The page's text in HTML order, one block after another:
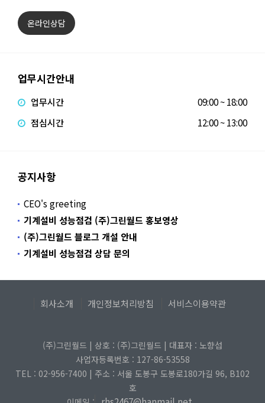
온라인상담
업무시간안내
업무시간
09:00 ~ 18:00
점심시간
12:00 ~ 13:00
공지사항
CEO's greeting
기계설비 성능점검 (주)그린월드 홍보영상
(주)그린월드 블로그 개설 안내
기계설비 성능점검 상담 문의
회사소개 개인정보처리방침 서비스이용약관
(주)그린월드 | 상호 : (주)그린월드 | 대표자 : 노향섭
사업자등록번호 : 127-86-53558
TEL : 02-956-7400 | 주소 : 서울 도봉구 도봉로180가길 96, B102
호